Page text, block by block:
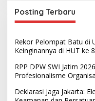
Posting Terbaru
Rekor Pelompat Batu di
Keinginannya di HUT ke
RPP DPW SWI Jatim
Profesionalisme
Deklarasi Jaga Jakarta: